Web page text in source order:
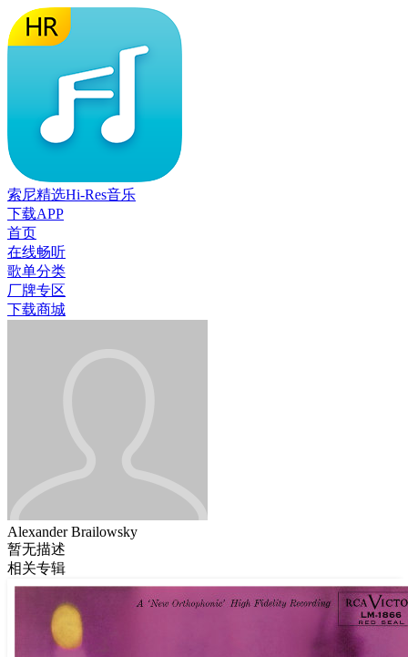
索尼精选Hi-Res音乐
下载APP
首页
在线畅听
歌单分类
厂牌专区
下载商城
Alexander Brailowsky
暂无描述
相关专辑